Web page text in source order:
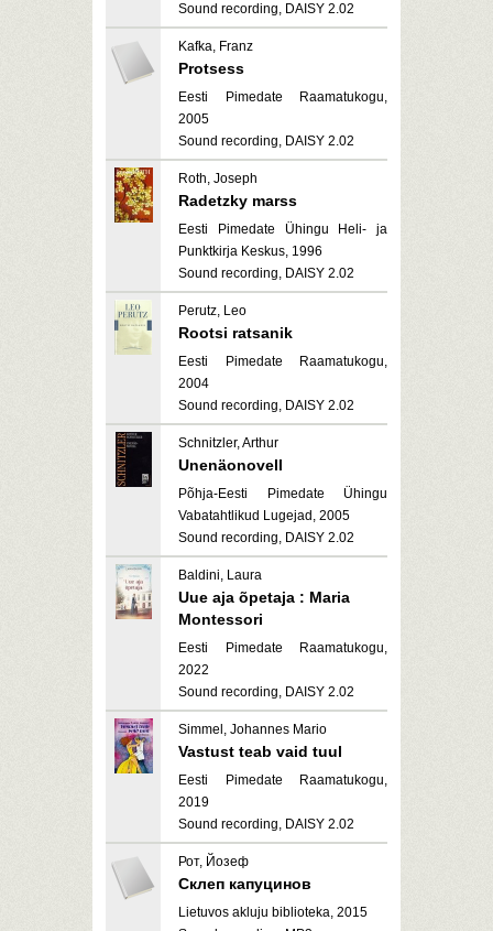
Sound recording, DAISY 2.02
Kafka, Franz
Protsess
Eesti Pimedate Raamatukogu,
2005
Sound recording, DAISY 2.02
Roth, Joseph
Radetzky marss
Eesti Pimedate Ühingu Heli- ja
Punktkirja Keskus, 1996
Sound recording, DAISY 2.02
Perutz, Leo
Rootsi ratsanik
Eesti Pimedate Raamatukogu,
2004
Sound recording, DAISY 2.02
Schnitzler, Arthur
Unenäonovell
Põhja-Eesti Pimedate Ühingu
Vabatahtlikud Lugejad, 2005
Sound recording, DAISY 2.02
Baldini, Laura
Uue aja õpetaja : Maria
Montessori
Eesti Pimedate Raamatukogu,
2022
Sound recording, DAISY 2.02
Simmel, Johannes Mario
Vastust teab vaid tuul
Eesti Pimedate Raamatukogu,
2019
Sound recording, DAISY 2.02
Рот, Йозеф
Склеп капуцинов
Lietuvos akluju biblioteka, 2015